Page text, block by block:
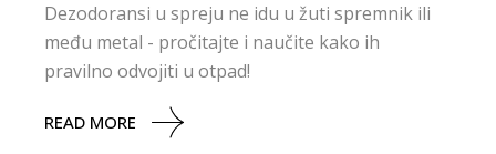
Dezodoransi u spreju ne idu u žuti spremnik ili
među metal - pročitajte i naučite kako ih
pravilno odvojiti u otpad!
READ MORE